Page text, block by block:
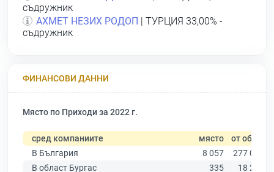
съдружник
АХМЕТ НЕЗИХ РОДОП
| ТУРЦИЯ 33,00% -
съдружник
ФИНАНСОВИ ДАННИ
Място по Приходи за 2022 г.
сред компаниите място от общо
В България
8 057
277 019
В област Бургас
335
18 275